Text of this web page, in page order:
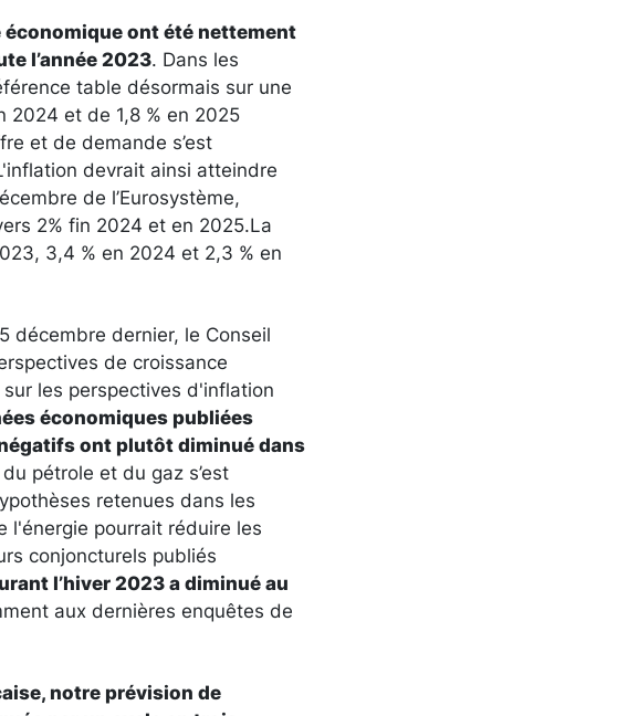
ont été nettement
l’année 2023. Dans les
table désormais sur une
2024 et de 1,8 % en 2025
et de demande s’est
devrait ainsi atteindre
de l’Eurosystème,
2% fin 2024 et en 2025.La
3,4 % en 2024 et 2,3 % en
décembre dernier, le Conseil
de croissance
les perspectives d'inflation
économiques publiées
ont plutôt diminué dans
pétrole et du gaz s’est
retenues dans les
l'énergie pourrait réduire les
conjoncturels publiés
l’hiver 2023 a diminué au
aux dernières enquêtes de
notre prévision de